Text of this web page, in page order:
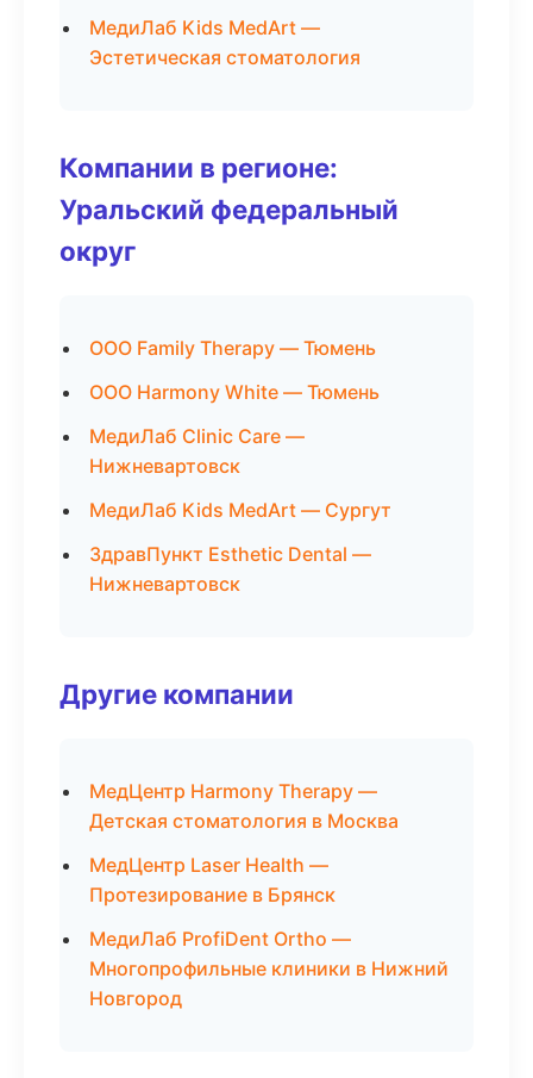
МедиЛаб Kids MedArt —
Эстетическая стоматология
Компании в регионе:
Уральский федеральный
округ
ООО Family Therapy — Тюмень
ООО Harmony White — Тюмень
МедиЛаб Clinic Care —
Нижневартовск
МедиЛаб Kids MedArt — Сургут
ЗдравПункт Esthetic Dental —
Нижневартовск
Другие компании
МедЦентр Harmony Therapy —
Детская стоматология в Москва
МедЦентр Laser Health —
Протезирование в Брянск
МедиЛаб ProfiDent Ortho —
Многопрофильные клиники в Нижний
Новгород